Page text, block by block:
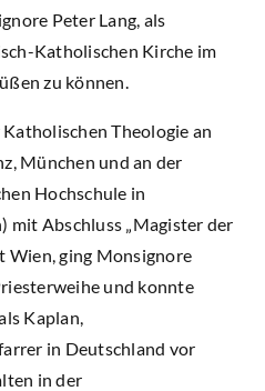
Peter Lang, als
Katholischen Kirche im
zu können.
Theologie an
München und an der
Hochschule in
mit Abschluss „Magister der
Wien, ging Monsignore
und konnte
Kaplan,
in Deutschland vor
in der